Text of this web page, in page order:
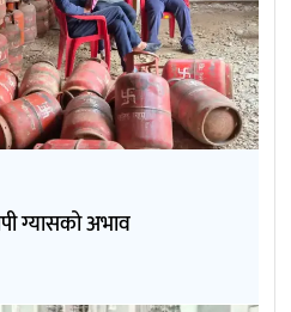
ग्यासको अभाव